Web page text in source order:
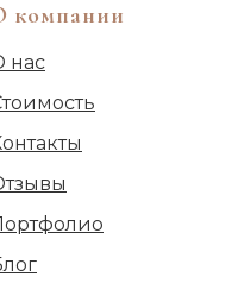
компании
нас